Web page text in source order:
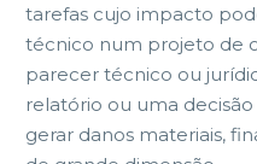
tarefas cujo impacto
técnico num projeto de
parecer técnico ou
relatório ou uma
gerar danos materiais,